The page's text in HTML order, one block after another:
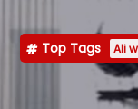
Top Tags Ali